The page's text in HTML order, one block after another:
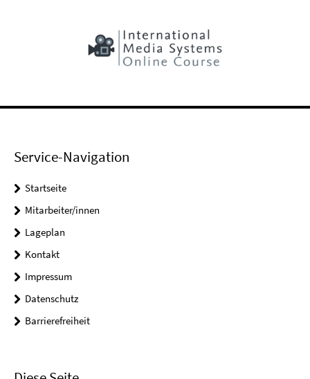
Service-Navigation
Startseite
Mitarbeiter/innen
Lageplan
Kontakt
Impressum
Datenschutz
Barrierefreiheit